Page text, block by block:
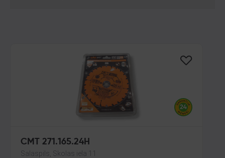
CMT 271.165.24H
Salaspils, Skolas iela 11